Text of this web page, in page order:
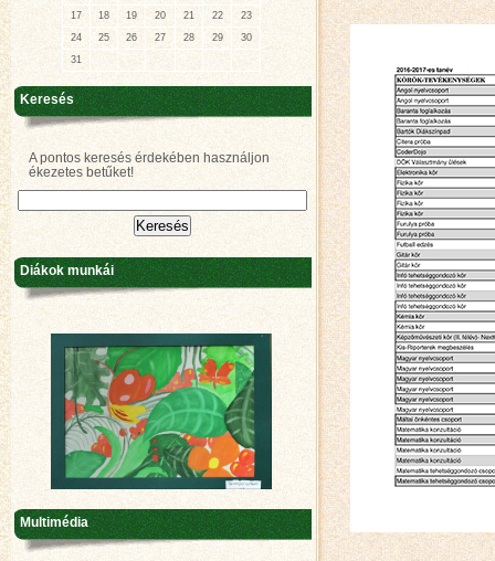
17
18 19 20 21 22
23
24
25 26 27 28 29
30
31
Keresés
A pontos keresés érdekében használjon
ékezetes betűket!
Diákok munkái
Multimédia